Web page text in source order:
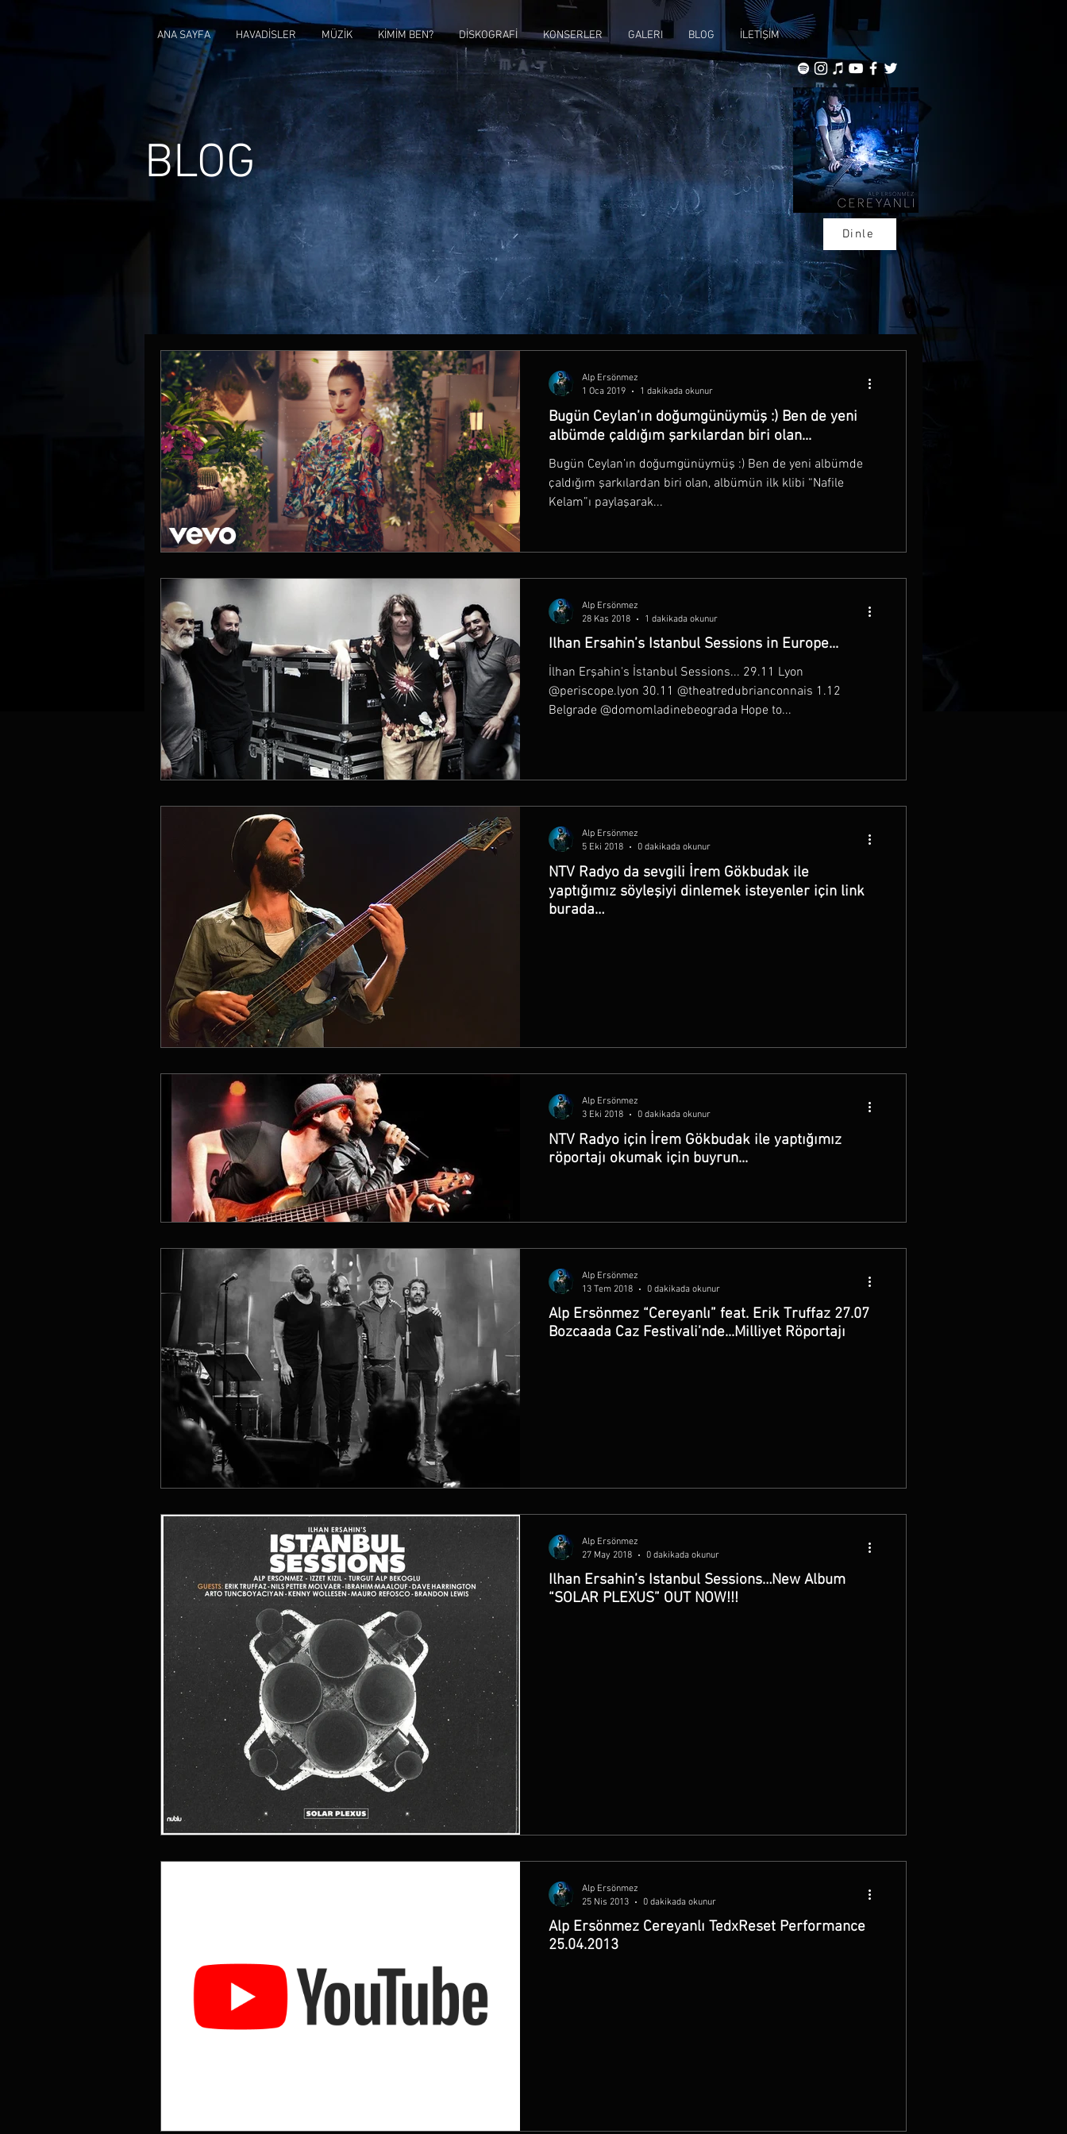
BLOG
Bugün Ceylan’ın doğumgünüymüş :) Ben de yeni
albümde çaldığım şarkılardan biri olan...
Bugün Ceylan’ın doğumgünüymüş :) Ben de yeni albümde
çaldığım şarkılardan biri olan, albümün ilk klibi “Nafile
Kelam”ı paylaşarak...
Alp Ersönmez
1 Oca 2019
1 dakikada okunur
Ilhan Ersahin’s Istanbul Sessions in Europe...
İlhan Erşahin's İstanbul Sessions... 29.11 Lyon
@periscope.lyon 30.11 @theatredubrianconnais 1.12
Belgrade @domomladinebeograda Hope to...
Alp Ersönmez
28 Kas 2018
1 dakikada okunur
NTV Radyo da sevgili İrem Gökbudak ile
yaptığımız söyleşiyi dinlemek isteyenler için link
burada…
Alp Ersönmez
5 Eki 2018
0 dakikada okunur
NTV Radyo için İrem Gökbudak ile yaptığımız
röportajı okumak için buyrun...
Alp Ersönmez
3 Eki 2018
0 dakikada okunur
Alp Ersönmez “Cereyanlı” feat. Erik Truffaz 27.07
Bozcaada Caz Festivali’nde...Milliyet Röportajı
Alp Ersönmez
13 Tem 2018
0 dakikada okunur
Ilhan Ersahin’s Istanbul Sessions…New Album
“SOLAR PLEXUS” OUT NOW!!!
Alp Ersönmez
27 May 2018
0 dakikada okunur
Alp Ersönmez Cereyanlı TedxReset Performance
25.04.2013
Alp Ersönmez
25 Nis 2013
0 dakikada okunur
ANA SAYFA HAVADİSLER MÜZİK KİMİM BEN? DİSKOGRAFİ KONSERLER GALERI BLOG İLETİŞİM
Dinle